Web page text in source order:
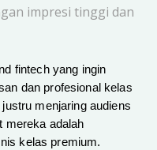
impresi tinggi dan
fintech yang ingin
dan profesional kelas
menjaring audiens
mereka adalah
kelas premium.